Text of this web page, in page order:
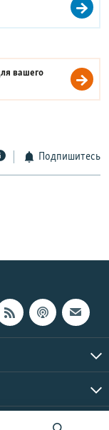
вашего
Подпишитесь
права защищены.